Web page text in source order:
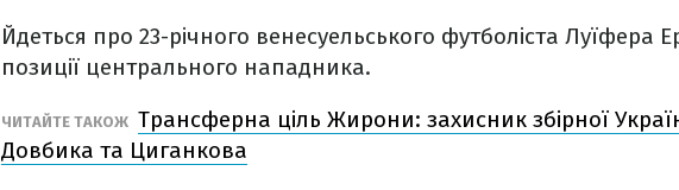
Йдеться про 23-річного венесуельського футболіста Луїфера
позиції центрального нападника.
ЧИТАЙТЕ ТАКОЖ Трансферна ціль Жирони: захисник збірної
Довбика та Циганкова